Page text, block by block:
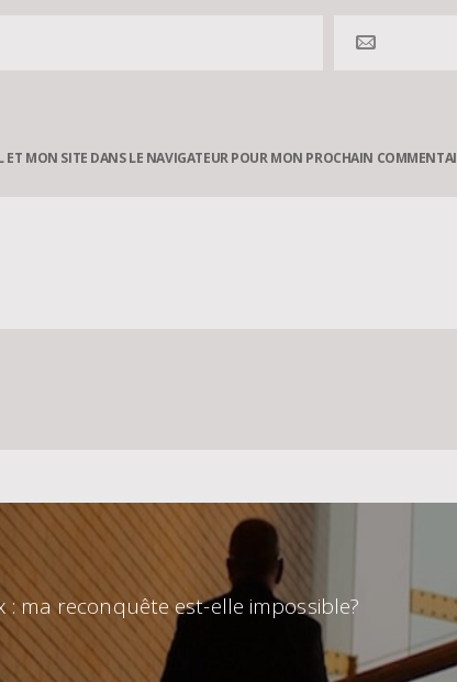
MON SITE DANS LE NAVIGATEUR POUR MON PROCHAIN
: ma reconquête est-elle impossible?